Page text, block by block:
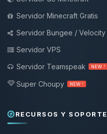
Servidor Minecraft Gratis
Servidor Bungee / Velocity
Servidor VPS
Servidor Teamspeak
NEW !
Super Choupy NEW !
RECURSOS Y SOPORTE